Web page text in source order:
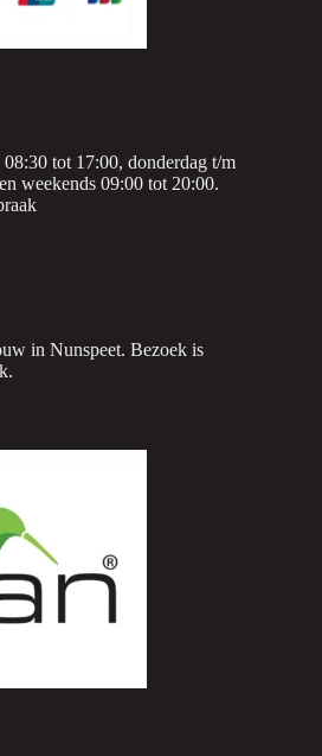
tot 17:00, donderdag t/m
weekends 09:00 tot 20:00.
in Nunspeet. Bezoek is